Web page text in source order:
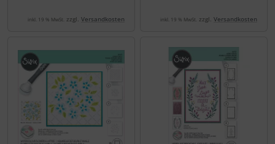
inkl. 19 % MwSt. zzgl. Versandkosten inkl. 19 % MwSt. zzgl. Versandkosten